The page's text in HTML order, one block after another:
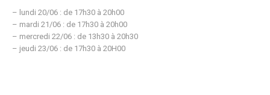
– lundi 20/06 : de 17h30 à 20h00
– mardi 21/06 : de 17h30 à 20h00
– mercredi 22/06 : de 13h30 à 20h30
– jeudi 23/06 : de 17h30 à 20H00